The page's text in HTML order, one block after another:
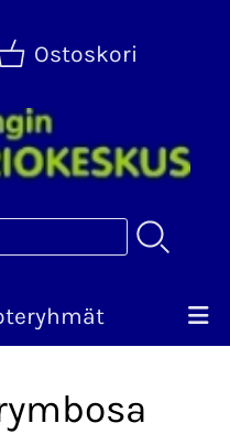
Ostoskori